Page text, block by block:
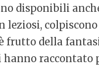
disponibili
leziosi,
frutto della
hanno